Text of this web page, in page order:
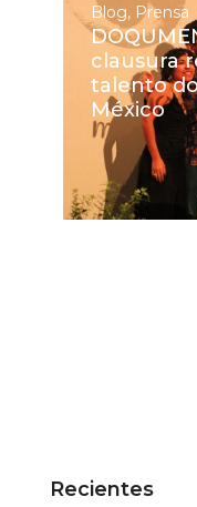
Blog, Prensa
clausura
talento
México
Recientes